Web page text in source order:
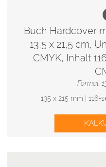
Buch Hardcover
13,5 x 21,5 cm,
CMYK, Inhalt
Format:
135 x 215 mm |